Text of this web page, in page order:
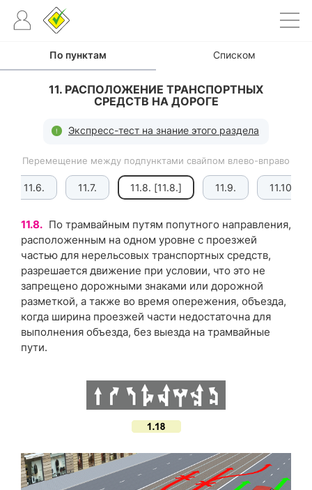
По пунктам Списком
11. РАСПОЛОЖЕНИЕ ТРАНСПОРТНЫХ
СРЕДСТВ НА ДОРОГЕ
Экспресс-тест на знание этого раздела
Перемещение между подпунктами свайпом влево-вправо
11.6. 11.7. 11.8. [11.8.] 11.9. 11.10.
11.8. По трамвайным путям попутного направления,
расположенным на одном уровне с проезжей
частью для нерельсовых транспортных средств,
разрешается движение при условии, что это не
запрещено дорожными знаками или дорожной
разметкой, а также во время опережения, объезда,
когда ширина проезжей части недостаточна для
выполнения объезда, без выезда на трамвайные
пути.